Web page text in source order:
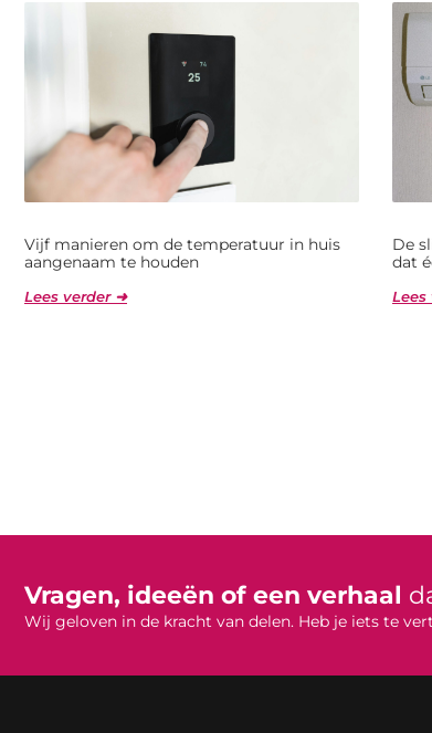
Vijf manieren om de temperatuur in huis
aangenaam te houden
Lees verder ➜
De
dat
Lees
Vragen, ideeën of een verhaal
Wij geloven in de kracht van delen. Heb je iets te